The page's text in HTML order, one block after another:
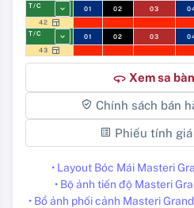
T/C
01 02 03
42
T/C
01 02 03
43
360 Xem sa
Chính sách bán
Phiếu tính giá
• Layout Bóc Mái Masteri
• Bộ ảnh tiến độ Masteri
• Bổ ảnh phối cảnh Masteri